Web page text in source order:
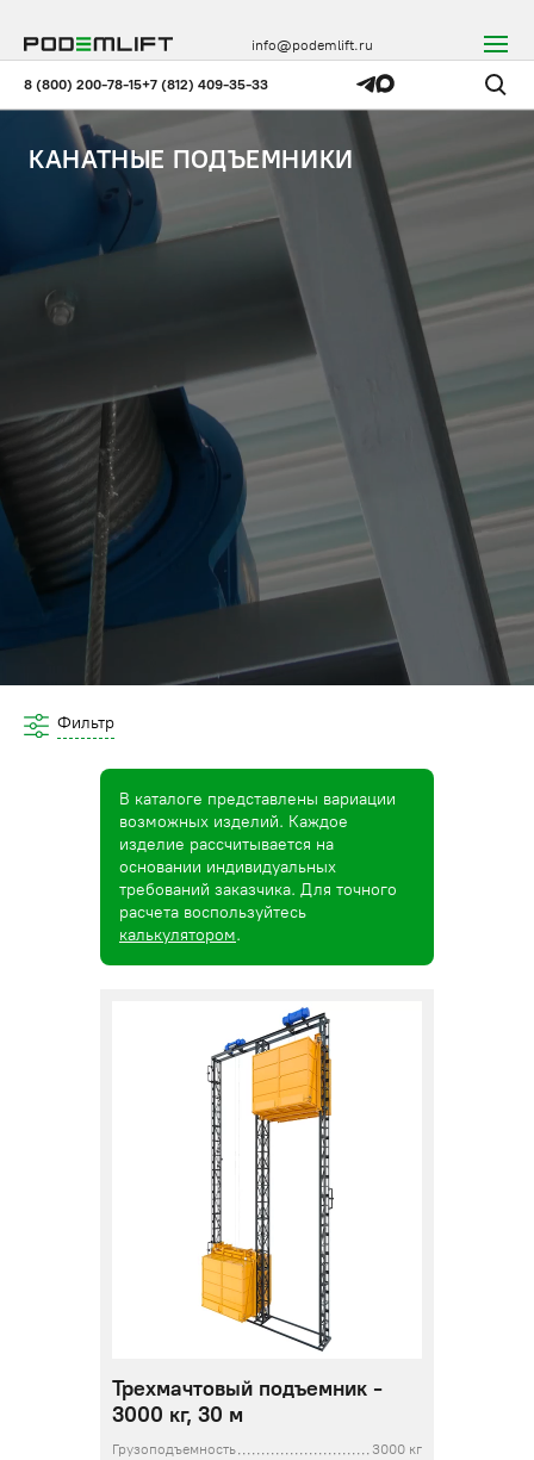
8 (800) 200-78-15+7 (812) 409-35-33
info@podemlift.ru
КАНАТНЫЕ ПОДЪЕМНИКИ
Фильтр
В каталоге представлены вариации
возможных изделий. Каждое
изделие рассчитывается на
основании индивидуальных
требований заказчика. Для точного
расчета воспользуйтесь
калькулятором.
Трехмачтовый подъемник -
3000 кг, 30 м
Грузоподъемность
3000 кг